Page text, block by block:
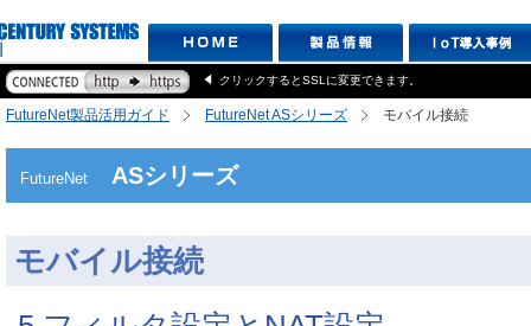
クリックするとSSLに変更できます。
FutureNet製品活用ガイド FutureNet ASシリーズ モバイル接続
FutureNet ASシリーズ
モバイル接続